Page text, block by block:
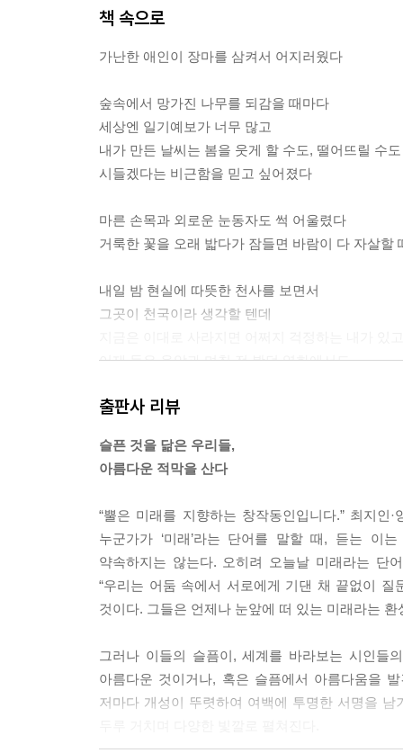
책 속으로
가난한 애인이 장마를 삼켜서 어지러웠다
숲속에서 망가진 나무를 되감을 때마다
세상엔 일기예보가 너무 많고
내가 만든 날씨는 봄을 웃게 할 수도, 떨어뜨릴 수
시들겠다는 비근함을 믿고 싶어졌다
마른 손목과 외로운 눈동자도 썩 어울렸다
거룩한 꽃을 오래 밟다가 잠들면 바람이 다 자살할
내일 밤 현실에 따뜻한 천사를 보면서
그곳이 천국이라 생각할 텐데
어제 들은 음악과 며칠 전 봤던 영화에서도
우리는 슬픈 것이 닮았고, 피가 달라서 더 슬프다
죄를 안고 함께 목 놓아 울어줄 수 없어서 아름다운
그 여름에서 수평선이 기다리고 있을까
비극은 자주 부풀던 뼈마디보다 가벼워졌다
--- p.16
소음 속에서 귀를 막으면 파도 소리가 들리나요
손가락을 죄다 자른다면 더는 편지를 적지 않아도
그립고 슬프다는 말을 적어야 하나요
출판사 리뷰
슬픈 것을 닮은 우리들,
아름다운 적막을 산다
“뿔은 미래를 지향하는 창작동인입니다.” 최지
누군가가 ‘미래’라는 단어를 말할 때, 듣는 이
약속하지는 않는다. 오히려 오늘날 미래라는 단
“우리는 어둠 속에서 서로에게 기댄 채 끝없이
것이다. 그들은 언제나 눈앞에 떠 있는 미래라는
그러나 이들의 슬픔이, 세계를 바라보는 시인
아름다운 것이거나, 혹은 슬픔에서 아름다움을
저마다 개성이 뚜렷하여 여백에 투명한 서명을